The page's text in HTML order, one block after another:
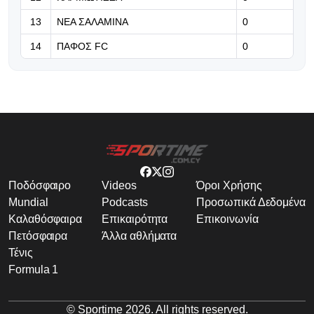
13 ΝΕΑ ΣΑΛΑΜΙΝΑ 0
14 ΠΑΦΟΣ FC 0
Ποδόσφαιρο
Mundial
Καλαθόσφαιρα
Πετόσφαιρα
Τένις
Formula 1
Videos
Podcasts
Επικαιρότητα
Άλλα αθλήματα
Όροι Χρήσης
Προσωπικά Δεδομένα
Επικοινωνία
© Sportime 2026. All rights reserved.